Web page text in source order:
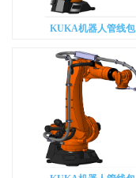
KUKA机器人管线包